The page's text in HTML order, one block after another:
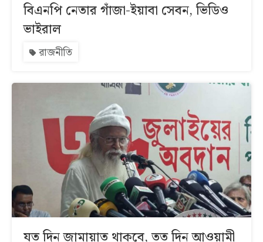
বিএনপি নেতার গাঁজা-ইয়াবা সেবন, ভিডিও
ভাইরাল
রাজনীতি
যত দিন জামায়াত থাকবে, তত দিন আওয়ামী